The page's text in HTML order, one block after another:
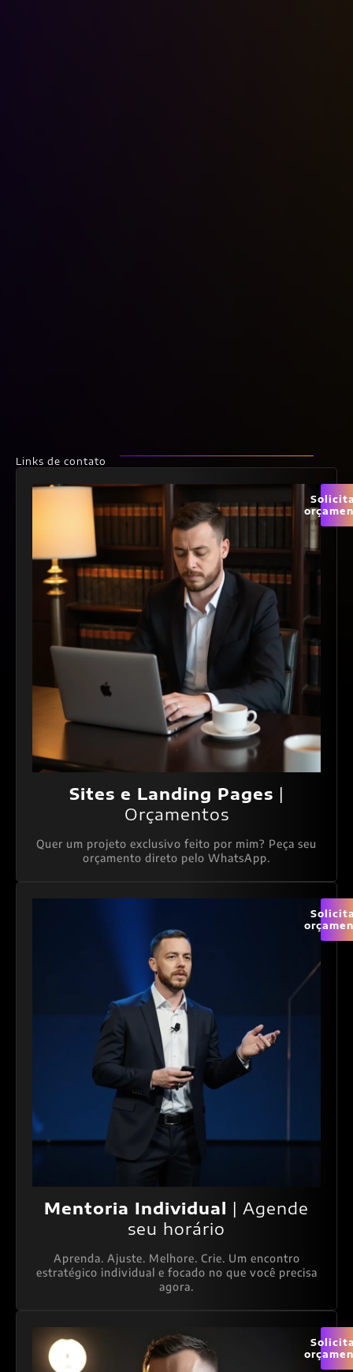
Links de contato
Sites e Landing Pages |
Orçamentos
Quer um projeto exclusivo feito por mim? Peça seu
orçamento direto pelo WhatsApp.
Mentoria Individual | Agende
seu horário
Aprenda. Ajuste. Melhore. Crie. Um encontro
estratégico individual e focado no que você precisa
agora.